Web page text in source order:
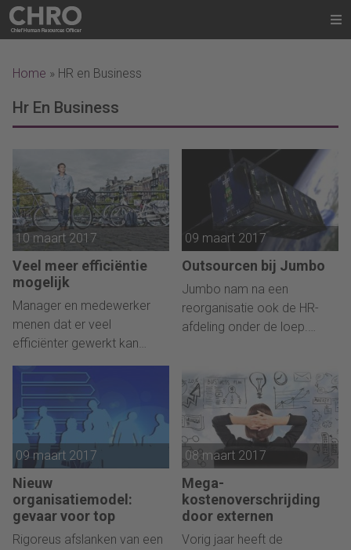
Home » HR en Business
Hr En Business
10 maart 2017
Veel meer efficiëntie
mogelijk
Manager en medewerker
menen dat er veel
efficiënter gewerkt kan
worden. Guido Heezen
verklaart.
09 maart 2017
Outsourcen bij Jumbo
Jumbo nam na een
reorganisatie ook de HR-
afdeling onder de loep.
09 maart 2017
Nieuw
organisatiemodel:
gevaar voor top
Rigoreus afslanken van een
08 maart 2017
Mega-
kostenoverschrijding
door externen
Vorig jaar heeft de